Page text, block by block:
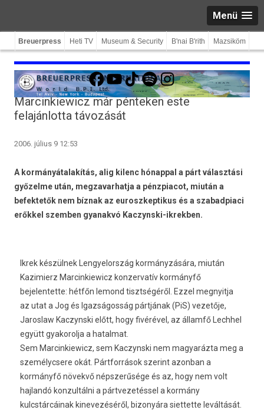
Menü
Breuerpress Heti TV Museum & Security B'nai B'rith Mazsiköm
Facebook
YouTube
TikTokSpotifyInstagram
Marcinkiewicz már pénteken este
felajánlotta távozását
2006. július 9 12:53
A kormányátalakítás, alig kilenc hónappal a párt választási
győzelme után, megzavarhatja a pénzpiacot, miután a
befektetők nem bíznak az euroszkeptikus és a szabadpiaci
erőkkel szemben gyanakvó Kaczynski-ikrekben.
Ikrek készülnek Lengyelország kormányzására, miután
Kazimierz Marcinkiewicz konzervatív kormányfő
bejelentette: hétfőn lemond tisztségéről. Ezzel megnyitja
az utat a Jog és Igazságosság pártjának (PiS) vezetője,
Jaroslaw Kaczynski előtt, hogy fivérével, az államfő Lechhel
együtt gyakorolja a hatalmat.
Sem Marcinkiewicz, sem Kaczynski nem magyarázta meg a
személycsere okát. Pártforrások szerint azonban a
kormányfő növekvő népszerűsége és az, hogy nem volt
hajlandó konzultálni a pártvezetéssel a kormány
kulcstárcáinak kinevezéséről, bizonyára siettette leváltását.